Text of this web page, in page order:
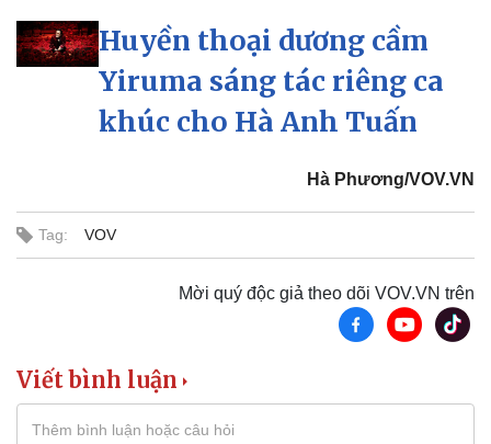
Pháp luật
Vụ án
Quân sự - Quốc phòng
Vũ khí
Việt Nam
Phân tích
Huyền thoại dương cầm
Yiruma sáng tác riêng ca
khúc cho Hà Anh Tuấn
Hà Phương/VOV.VN
Tag: VOV
Mời quý độc giả theo dõi VOV.VN trên
Viết bình luận